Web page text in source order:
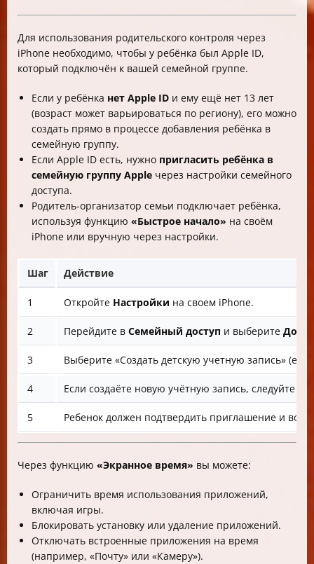
Для использования родительского контроля через
iPhone необходимо, чтобы у ребёнка был Apple ID,
который подключён к вашей семейной группе.
Если у ребёнка нет Apple ID и ему ещё нет 13 лет
(возраст может варьироваться по региону), его можно
создать прямо в процессе добавления ребёнка в
семейную группу.
Если Apple ID есть, нужно пригласить ребёнка в
семейную группу Apple через настройки семейного
доступа.
Родитель-организатор семьи подключает ребёнка,
используя функцию «Быстрое начало» на своём
iPhone или вручную через настройки.
Шаг Действие
1 Откройте Настройки на своем iPhone.
2 Перейдите в Семейный доступ и выберите
3 Выберите «Создать детскую учетную запись»
4 Если создаёте новую учётную запись, следуйте
5 Ребенок должен подтвердить приглашение и
Через функцию «Экранное время» вы можете:
Ограничить время использования приложений,
включая игры.
Блокировать установку или удаление приложений.
Отключать встроенные приложения на время
(например, «Почту» или «Камеру»).